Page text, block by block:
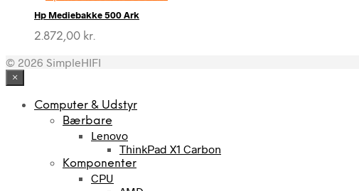
Hp Mediebakke 500 Ark
2.872,00 kr.
© 2026 SimpleHIFI
×
Computer & Udstyr
Bærbare
Lenovo
ThinkPad X1 Carbon
Komponenter
CPU